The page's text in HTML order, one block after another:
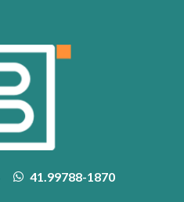
41.99788-1870